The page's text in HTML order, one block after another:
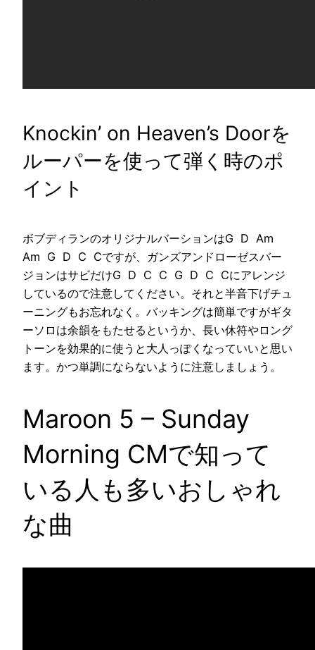
Knockin’ on Heaven’s Doorを
ルーパーを使って弾く時のポ
イント
ボブディランのオリジナルバーションはG D Am
Am G D C Cですが、ガンズアンドローゼスバー
ジョンはサビだけG D C C G D C Cにアレンジ
しているので注意してください。それと半音下げチュ
ーニングもお忘れなく。バッキングは簡単ですがギタ
ーソロは余韻をもたせるというか、長い休符やロング
トーンを効果的に使うと大人っぽくなっていいと思い
ます。かつ単調にならないように注意しましょう。
Maroon 5 – Sunday
Morning CMで知って
いる人も多いおしゃれ
な曲